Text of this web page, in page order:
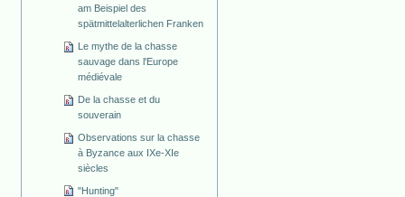
am Beispiel des
spätmittelalterlichen Franken
Le mythe de la chasse
sauvage dans l'Europe
médiévale
De la chasse et du
souverain
Observations sur la chasse
à Byzance aux IXe-XIe
siècles
"Hunting"